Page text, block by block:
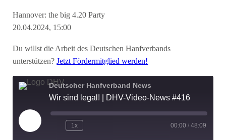
Hannover: the big 4.20 Party
20.04.2024, 15:00
Du willst die Arbeit des Deutschen Hanfverbands
unterstützen?Jetzt Fördermitglied werden!
Deutscher Hanfverband News
Wir sind legal! | DHV-Video-News #416
Play
Episode
1x 00:00 / 48:09